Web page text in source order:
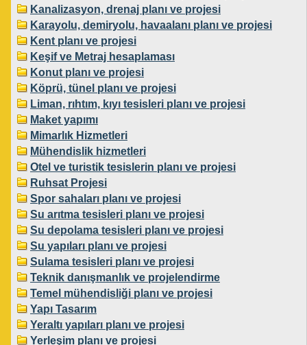
Kanalizasyon, drenaj planı ve projesi
Karayolu, demiryolu, havaalanı planı ve projesi
Kent planı ve projesi
Keşif ve Metraj hesaplaması
Konut planı ve projesi
Köprü, tünel planı ve projesi
Liman, rıhtım, kıyı tesisleri planı ve projesi
Maket yapımı
Mimarlık Hizmetleri
Mühendislik hizmetleri
Otel ve turistik tesislerin planı ve projesi
Ruhsat Projesi
Spor sahaları planı ve projesi
Su arıtma tesisleri planı ve projesi
Su depolama tesisleri planı ve projesi
Su yapıları planı ve projesi
Sulama tesisleri planı ve projesi
Teknik danışmanlık ve projelendirme
Temel mühendisliği planı ve projesi
Yapı Tasarım
Yeraltı yapıları planı ve projesi
Yerleşim planı ve projesi